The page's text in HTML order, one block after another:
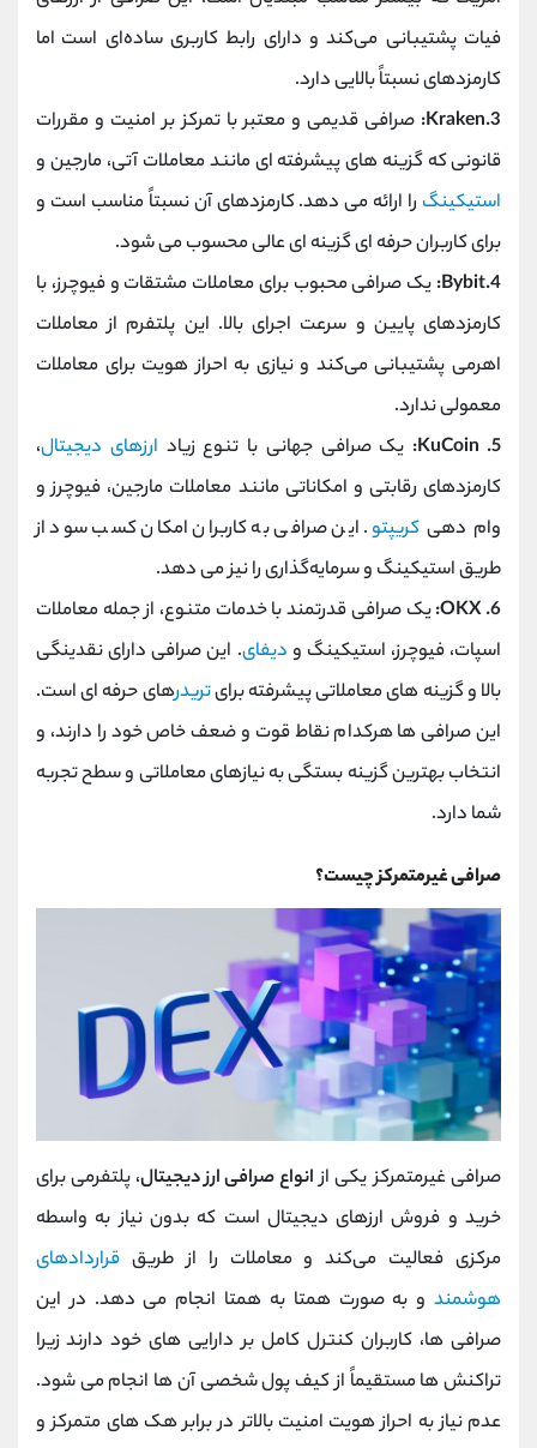
فیات پشتیبانی می‌کند و دارای رابط کاربری ساده‌ای است اما
کارمزدهای نسبتاً بالایی دارد.
3.Kraken:
صرافی قدیمی و معتبر با تمرکز بر امنیت و مقررات
قانونی که گزینه‌ های پیشرفته ‌ای مانند معاملات آتی، مارجین و
استیکینگ را ارائه می ‌دهد. کارمزدهای آن نسبتاً مناسب است و
برای کاربران حرفه‌ ای گزینه‌ ای عالی محسوب می ‌شود.
4.Bybit:
یک صرافی محبوب برای معاملات مشتقات و فیوچرز، با
کارمزدهای پایین و سرعت اجرای بالا. این پلتفرم از معاملات
اهرمی پشتیبانی می‌کند و نیازی به احراز هویت برای معاملات
معمولی ندارد.
5. KuCoin:
یک صرافی جهانی با تنوع زیاد ارزهای دیجیتال،
کارمزدهای رقابتی و امکاناتی مانند معاملات مارجین، فیوچرز و
وام ‌دهی کریپتو. این صرافی به کاربران امکان کسب سود از
طریق استیکینگ و سرمایه‌گذاری را نیز می‌ دهد.
6. OKX:
یک صرافی قدرتمند با خدمات متنوع، از جمله معاملات
اسپات، فیوچرز، استیکینگ و دیفای. این صرافی دارای نقدینگی
بالا و گزینه ‌های معاملاتی پیشرفته برایتریدرهای حرفه ‌ای است.
این صرافی‌ ها هرکدام نقاط قوت و ضعف خاص خود را دارند، و
انتخاب بهترین گزینه بستگی به نیازهای معاملاتی و سطح تجربه
شما دارد.
صرافی غیرمتمرکز چیست؟
صرافی غیرمتمرکز یکی ازانواع صرافی ارز دیجیتال، پلتفرمی برای
خرید و فروش ارزهای دیجیتال است که بدون نیاز به واسطه
مرکزی فعالیت می‌کند و معاملات را از طریق قراردادهای
هوشمند و به‌ صورت همتا به همتا انجام می‌ دهد. در این
صرافی ‌ها، کاربران کنترل کامل بر دارایی‌ های خود دارند زیرا
تراکنش ‌ها مستقیماً از کیف پول شخصی آن‌ ها انجام می‌ شود.
عدم نیاز به احراز هویت امنیت بالاتر در برابر هک ‌های متمرکز و